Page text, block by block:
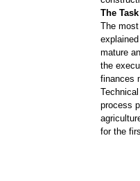
The
The
mature
the
finances
process
for the